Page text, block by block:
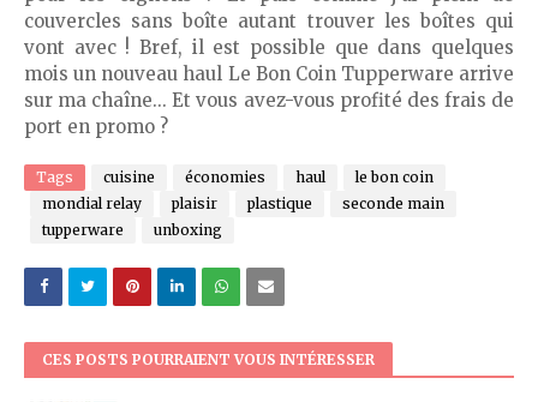
couvercles sans boîte autant trouver les boîtes qui
vont avec ! Bref, il est possible que dans quelques
mois un nouveau haul Le Bon Coin Tupperware arrive
sur ma chaîne... Et vous avez-vous profité des frais de
port en promo ?
Tags cuisine économies haul
le bon coin
mondial relay
plaisir plastique
seconde main
tupperware
unboxing
CES POSTS POURRAIENT VOUS INTÉRESSER